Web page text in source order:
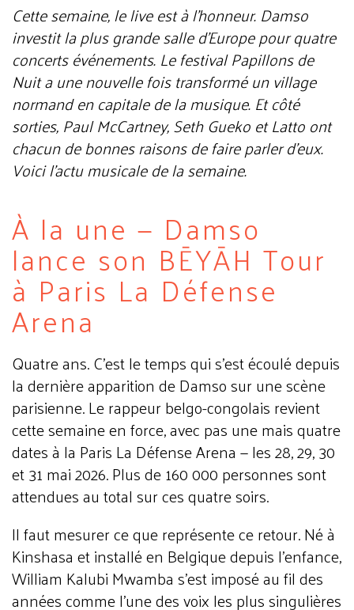
Cette semaine, le live est à l'honneur. Damso
investit la plus grande salle d'Europe pour quatre
concerts événements. Le festival Papillons de
Nuit a une nouvelle fois transformé un village
normand en capitale de la musique. Et côté
sorties, Paul McCartney, Seth Gueko et Latto ont
chacun de bonnes raisons de faire parler d'eux.
Voici l'actu musicale de la semaine.
À la une — Damso
lance son BĒYĀH Tour
à Paris La Défense
Arena
Quatre ans. C'est le temps qui s'est écoulé depuis
la dernière apparition de Damso sur une scène
parisienne. Le rappeur belgo-congolais revient
cette semaine en force, avec pas une mais quatre
dates à la Paris La Défense Arena — les 28, 29, 30
et 31 mai 2026. Plus de 160 000 personnes sont
attendues au total sur ces quatre soirs.
Il faut mesurer ce que représente ce retour. Né à
Kinshasa et installé en Belgique depuis l'enfance,
William Kalubi Mwamba s'est imposé au fil des
années comme l'une des voix les plus singulières